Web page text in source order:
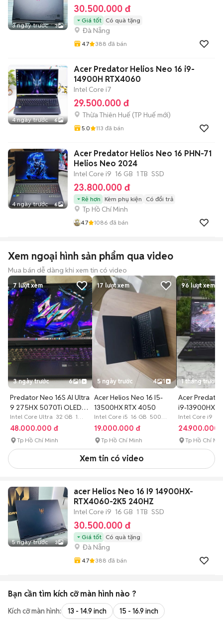
3 ngày trước 3
30.500.000 đ
Giá tốt Có quà tặng
Đà Nẵng
4.7 388 đã bán
4 ngày trước 6
Acer Predator Helios Neo 16 i9-
14900H RTX4060
Intel Core i7
29.500.000 đ
Thừa Thiên Huế (TP Huế mới)
5.0 113 đã bán
4 ngày trước 6
Acer Predator Helios Neo 16 PHN-71
Helios Neo 2024
Intel Core i9 16 GB 1 TB SSD
23.800.000 đ
Rẻ hơn Kèm phụ kiện Có đổi trả
Tp Hồ Chí Minh
4.7 1086 đã bán
Xem ngoại hình sản phẩm qua video
Mua bán dễ dàng khi xem tin có video
7lượt xem
3 ngày trước 6 1
Predator Neo 16S AI Ultra
9 275HX 5070Ti OLED
2.5K
Intel Core Ultra 32 GB 1
TB SSD
48.000.000 đ
Tp Hồ Chí Minh
17 lượt xem
5 ngày trước 4 1
Acer Helios Neo 16 I5-
13500HX RTX 4050
Intel Core i5 16 GB 500
GB SSD
19.000.000 đ
Tp Hồ Chí Minh
96lượt xem
1 tháng trước
Acer
i9-13900HX
RTX4060
Intel Core i9 16
TB SSD
24.900.000
Tp Hồ Chí
Xem tin có video
5 ngày trước 3
acer Helios Neo 16 I9 14900HX-
RTX4060-2K5 240HZ
Intel Core i9 16 GB 1 TB SSD
30.500.000 đ
Giá tốt Có quà tặng
Đà Nẵng
4.7 388 đã bán
Bạn cần tìm kích cỡ màn hình nào ?
Kích cỡ màn hình: 13 - 14.9 inch 15 - 16.9 inch